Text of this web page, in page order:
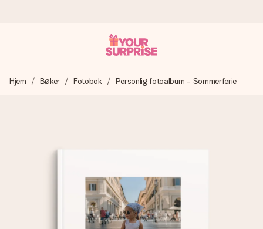
Vi lager dine gaver med omtanke og sender den avgårde så
Gavene våre inspirerer. Kundene gir oss 4,5 på Google
Hjem Bøker Fotobok Personlig fotoalbum - Sommerferie